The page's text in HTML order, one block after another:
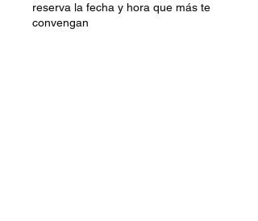
reserva la fecha y hora que más te
convengan